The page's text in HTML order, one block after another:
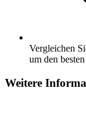
Vergleichen
um den
Weitere